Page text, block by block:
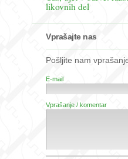
likovnih del
Vprašajte nas
Pošljite nam
E-mail
Vprašanje / komentar